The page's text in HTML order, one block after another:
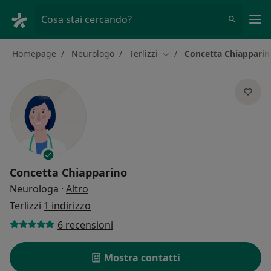
Cosa stai cercando?
Homepage Neurologo Terlizzi Cambia città
Concetta
Concetta Chiapparino
Neurologa · Altro
Terlizzi 1 indirizzo
6 recensioni
Mostra contatti